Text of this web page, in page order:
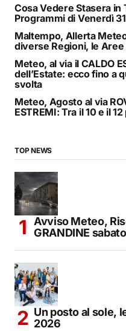
Cosa Vedere Stasera in
Programmi di Venerdì
Maltempo, Allerta
diverse Regioni, le Aree
Meteo, al via il CALDO
dell’Estate: ecco fino a
svolta
Meteo, Agosto al via
ESTREMI: Tra il 10 e il
TOP NEWS
Avviso Meteo,
GRANDINE
Un posto al sole,
2026